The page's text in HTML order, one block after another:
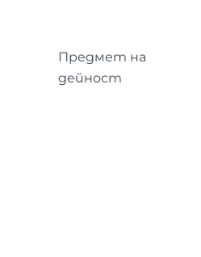
Предмет на
дейност